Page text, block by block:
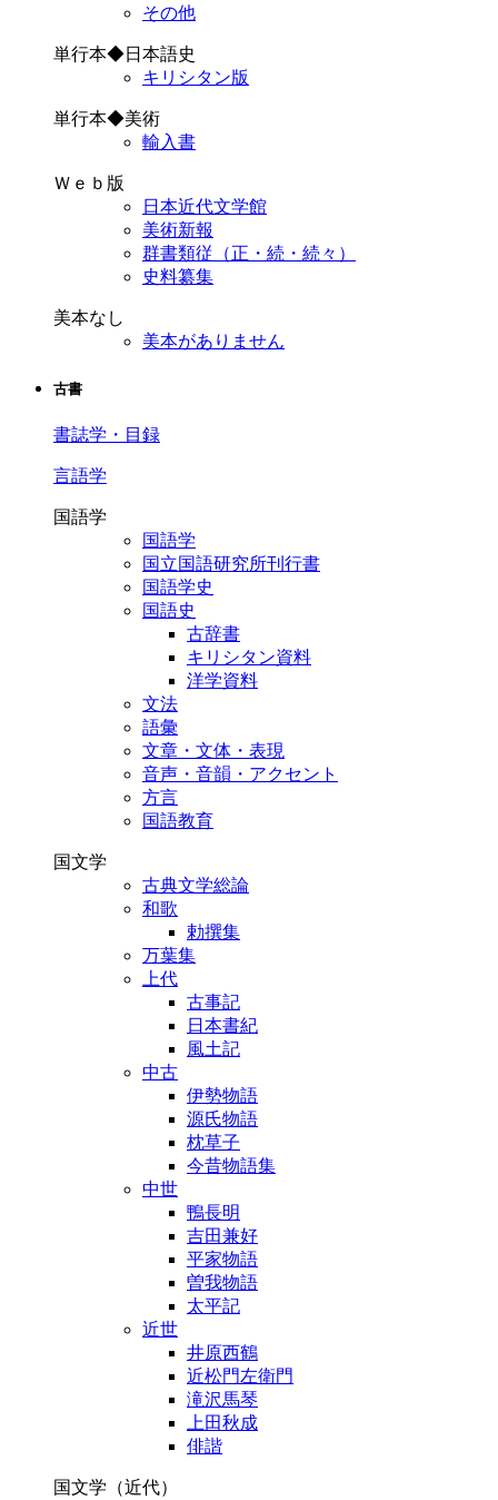
その他
単行本◆日本語史
キリシタン版
単行本◆美術
輸入書
Ｗｅｂ版
日本近代文学館
美術新報
群書類従（正・続・続々）
史料纂集
美本なし
美本がありません
古書
書誌学・目録
言語学
国語学
国語学
国立国語研究所刊行書
国語学史
国語史
古辞書
キリシタン資料
洋学資料
文法
語彙
文章・文体・表現
音声・音韻・アクセント
方言
国語教育
国文学
古典文学総論
和歌
勅撰集
万葉集
上代
古事記
日本書紀
風土記
中古
伊勢物語
源氏物語
枕草子
今昔物語集
中世
鴨長明
吉田兼好
平家物語
曽我物語
太平記
近世
井原西鶴
近松門左衛門
滝沢馬琴
上田秋成
俳諧
国文学（近代）